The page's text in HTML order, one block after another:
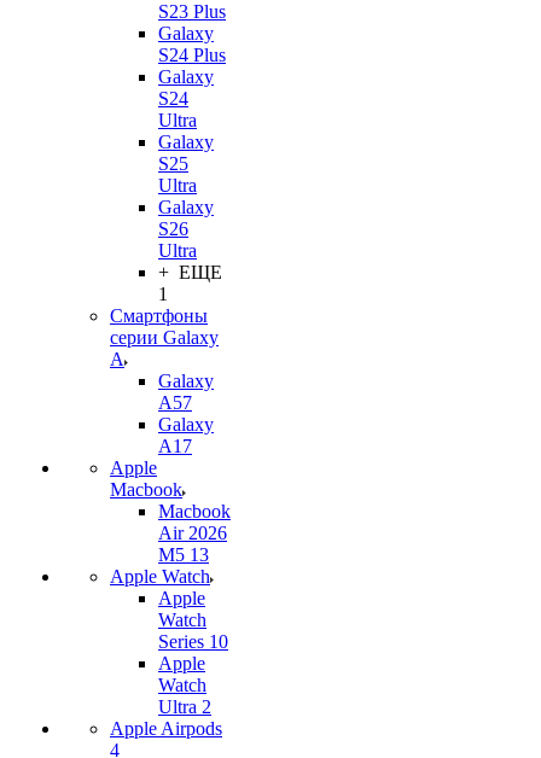
S23 Plus
Galaxy
S24 Plus
Galaxy
S24
Ultra
Galaxy
S25
Ultra
Galaxy
S26
Ultra
+ ЕЩЕ
1
Смартфоны
серии Galaxy
A
Galaxy
A57
Galaxy
A17
Apple
Macbook
Macbook
Air 2026
M5 13
Apple Watch
Apple
Watch
Series 10
Apple
Watch
Ultra 2
Apple Airpods
4